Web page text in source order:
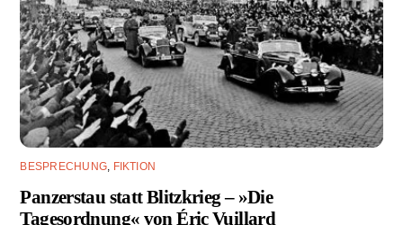
BESPRECHUNG, FIKTION
Panzerstau statt Blitzkrieg – »Die
Tagesordnung« von Éric Vuillard